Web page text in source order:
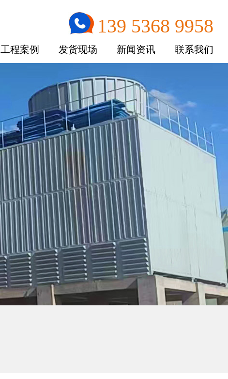
139 5368 9958
工程案例 发货现场 新闻资讯 联系我们